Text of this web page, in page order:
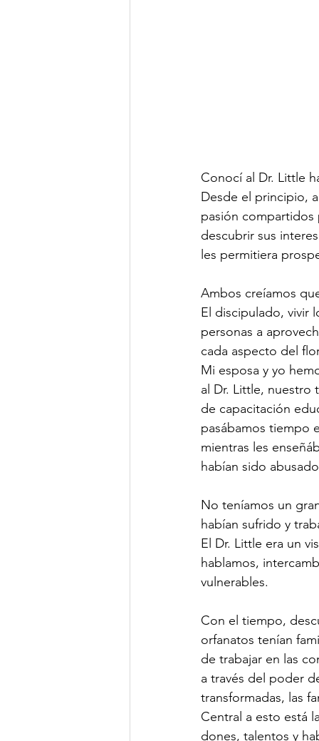
Conocí al Dr. Little
Desde el principio,
pasión compartidos
descubrir sus
les permitiera
Ambos creíamos
El discipulado, vivir
personas a
cada aspecto del
Mi esposa y yo
al Dr. Little, nuestro
de capacitación
pasábamos tiempo
mientras les
habían sido
No teníamos un
habían sufrido y
El Dr. Little era un
hablamos,
vulnerables.
Con el tiempo,
orfanatos tenían
de trabajar en las
a través del poder
transformadas, las
Central a esto está
dones, talentos y